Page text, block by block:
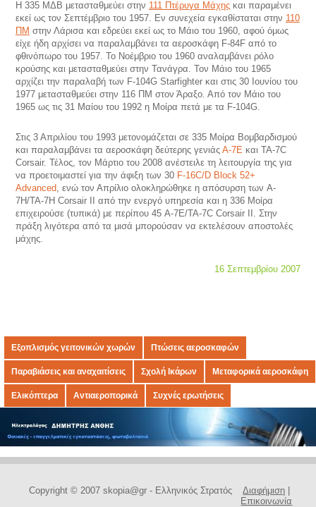
Η 335 ΜΔΒ μετασταθμεύει στην 111 Πτέρυγα Μάχηςκαι παραμένει
εκεί ως τον Σεπτέμβριο του 1957. Εν συνεχεία εγκαθίσταται στην 110
ΠΜ στην Λάρισα και εδρεύει εκεί ως το Μάιο του 1960, αφού όμως
είχε ήδη αρχίσει να παραλαμβάνει τα αεροσκάφη F-84F από το
φθινόπωρο του 1957. Το Νοέμβριο του 1960 αναλαμβάνει ρόλο
κρούσης και μετασταθμεύει στην Τανάγρα. Τον Μάιο του 1965
αρχίζει την παραλαβή των F-104G Starfighter και στις 30 Ιουνίου του
1977 μετασταθμεύει στην 116 ΠΜ στον Άραξο. Από τον Μάιο του
1965 ως τις 31 Μαίου του 1992 η Μοίρα πετά με τα F-104G.
Στις 3 Απριλίου του 1993 μετονομάζεται σε 335 Μοίρα Βομβαρδισμού
και παραλαμβάνει τα αεροσκάφη δεύτερης γενιάς Α-7Ε και TA-7C
Corsair. Τέλος, τον Μάρτιο του 2008 ανέστειλε τη λειτουργία της για
να προετοιμαστεί για την άφιξη των 30 F-16C/D Block 52+
Advanced, ενώ τον Απρίλιο ολοκληρώθηκε η απόσυρση των A-
7H/TA-7H Corsair II από την ενεργό υπηρεσία και η 336 Μοίρα
επιχειρούσε (τυπικά) με περίπου 45 A-7E/TA-7C Corsair II. Στην
πράξη λιγότερα από τα μισά μπορούσαν να εκτελέσουν αποστολές
μάχης.
16 Σεπτεμβρίου 2007
Εξοπλισμός γειτονικών χωρών Πτώσεις αεροσκαφών
Παραβιάσεις και αναχαιτίσεις Σχολή Ικάρων Μεταφορικά αεροσκάφη
Ελικόπτερα Αντιαεροπορικά Συχνές ερωτήσεις
Copyright © 2007 skopia@gr - Ελληνικός Στρατός Διαφήμιση
Επικοινωνία